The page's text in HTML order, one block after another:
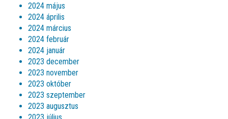
2024 május
2024 április
2024 március
2024 február
2024 január
2023 december
2023 november
2023 október
2023 szeptember
2023 augusztus